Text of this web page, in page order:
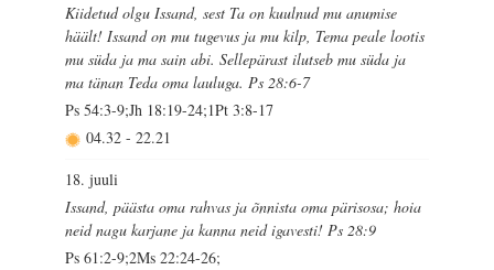
Kiidetud olgu Issand, sest Ta on kuulnud mu anumise
häält! Issand on mu tugevus ja mu kilp, Tema peale lootis
mu süda ja ma sain abi. Sellepärast ilutseb mu süda ja
ma tänan Teda oma lauluga. Ps 28:6-7
Ps 54:3-9;Jh 18:19-24;1Pt 3:8-17
04.32 - 22.21
18. juuli
Issand, päästa oma rahvas ja õnnista oma pärisosa; hoia
neid nagu karjane ja kanna neid igavesti! Ps 28:9
Ps 61:2-9;2Ms 22:24-26;